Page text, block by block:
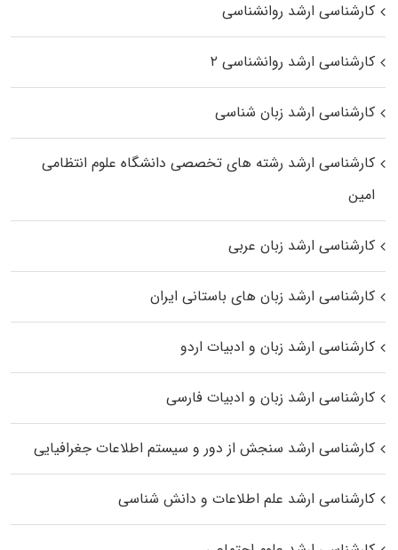
کارشناسی ارشد روانشناسی
کارشناسی ارشد روانشناسی ۲
کارشناسی ارشد زبان شناسی
کارشناسی ارشد رﺷﺘﻪ ﻫﺎی تخصصی داﻧﺸﮕﺎه ﻋﻠﻮم انتظامی
اﻣﻴﻦ
کارشناسی ارشد زبان عربی
کارشناسی ارشد زبان‌ های باستانی ایران
کارشناسی ارشد زبان و ادبیات اردو
کارشناسی ارشد زبان و ادبیات فارسی
کارشناسی ارشد سنجش از دور و سیستم اطلاعات جغرافیایی
کارشناسی ارشد علم اطلاعات و دانش شناسی